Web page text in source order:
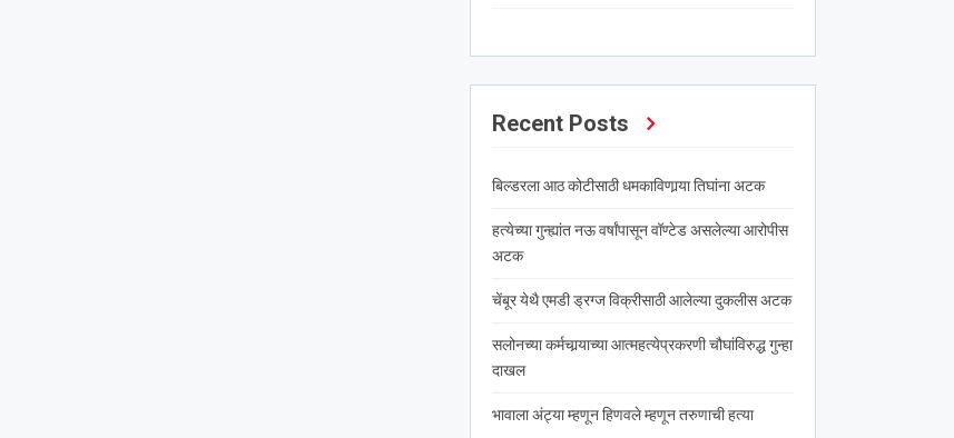
Recent Posts
बिल्डरला आठ कोटीसाठी धमकाविणार्‍या तिघांना अटक
हत्येच्या गुन्ह्यांत नऊ वर्षांपासून वॉण्टेड असलेल्या आरोपीस
अटक
चेंबूर येथै एमडी ड्रग्ज विक्रीसाठी आलेल्या दुकलीस अटक
सलोनच्या कर्मचार्‍याच्या आत्महत्येप्रकरणी चौघांविरुद्ध गुन्हा
दाखल
भावाला अंट्या म्हणून हिणवले म्हणून तरुणाची हत्या